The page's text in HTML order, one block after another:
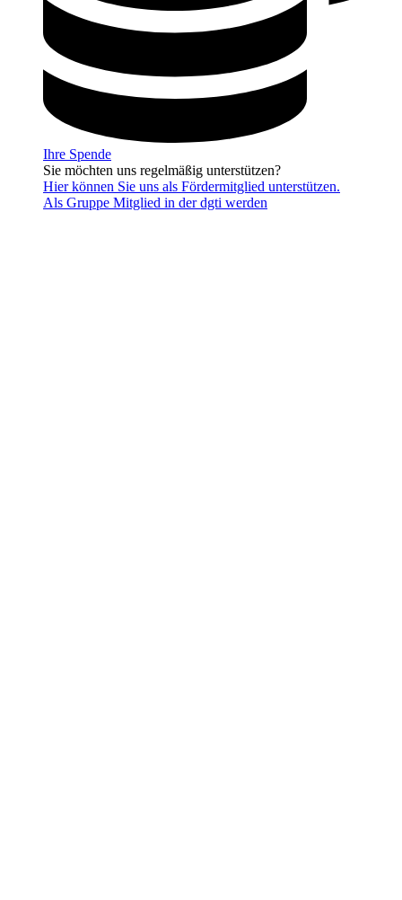
Ihre Spende
Sie möchten uns regelmäßig unterstützen?
Hier können Sie uns als Fördermitglied unterstützen.
Als Gruppe Mitglied in der dgti werden